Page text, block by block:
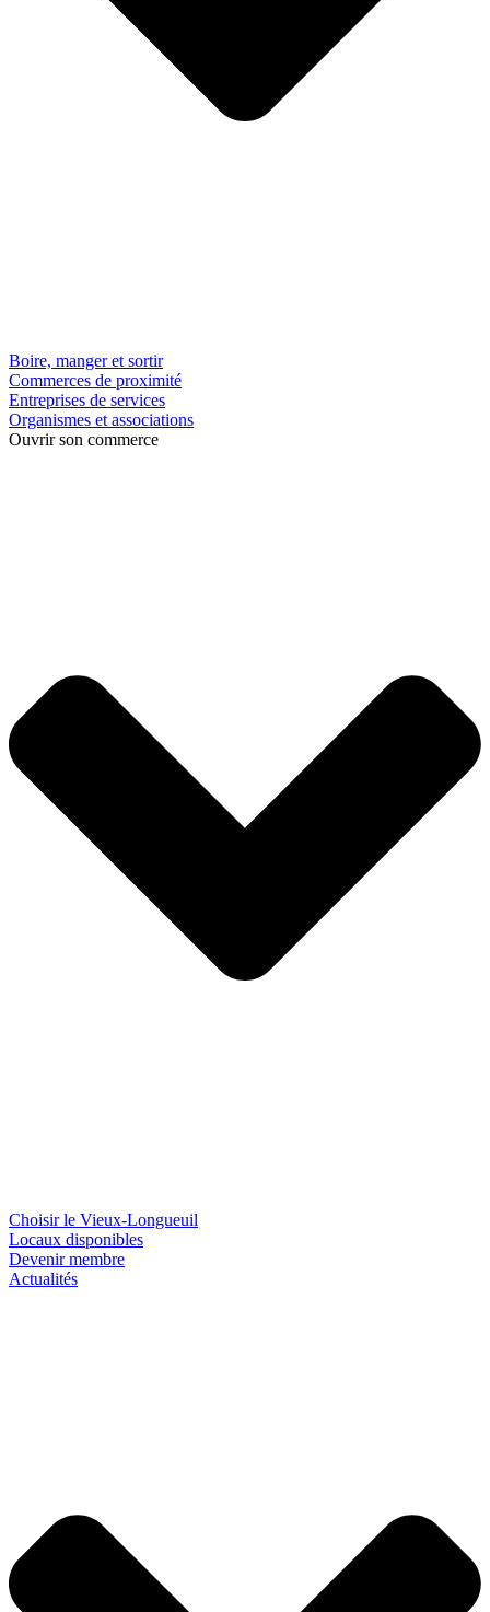
Boire, manger et sortir
Commerces de proximité
Entreprises de services
Organismes et associations
Ouvrir son commerce
Choisir le Vieux-Longueuil
Locaux disponibles
Devenir membre
Actualités